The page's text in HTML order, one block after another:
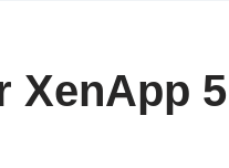
XenApp 5